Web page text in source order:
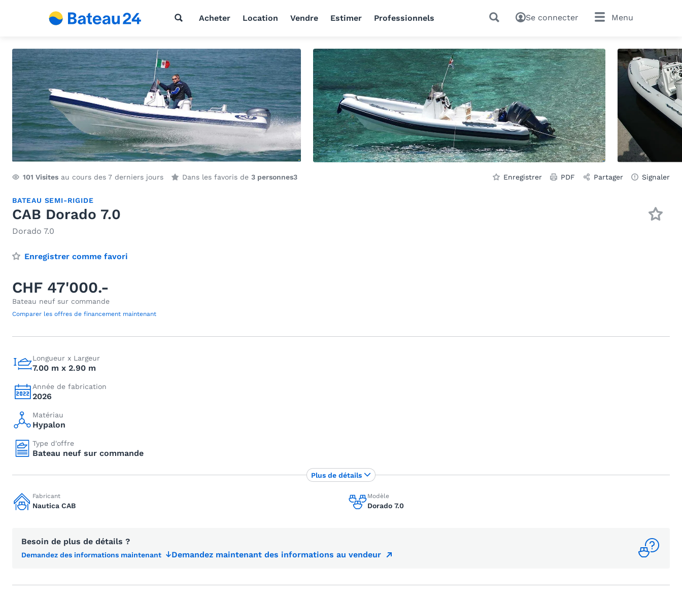
Acheter Location Vendre Estimer Professionnels Se connecter Menu
101 Visites au cours des 7 derniers jours Dans les favoris de 3 personnes3 Enregistrer PDF Partager Signaler
BATEAU SEMI-RIGIDE
CAB Dorado 7.0
Dorado 7.0
Enregistrer comme favori
CHF 47'000.-
Bateau neuf sur commande
Comparer les offres de financement maintenant
Longueur x Largeur
7.00 m x 2.90 m
Année de fabrication
2026
Matériau
Hypalon
Type d'offre
Bateau neuf sur commande
Fabricant
Nautica CAB
Modèle
Dorado 7.0
Besoin de plus de détails ?
Demandez des informations maintenant Demandez maintenant des informations au vendeur
Plus de détails